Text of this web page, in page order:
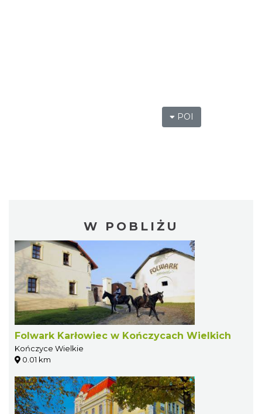
POI
W POBLIŻU
Folwark Karłowiec w Kończycach Wielkich
Kończyce Wielkie
0.01 km